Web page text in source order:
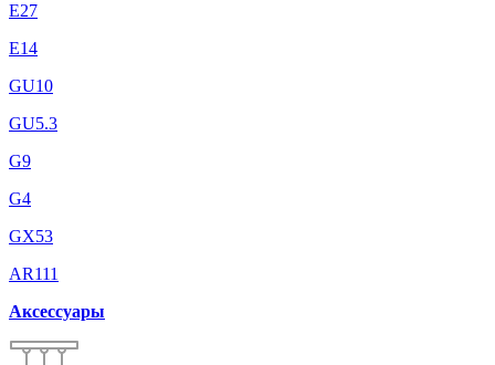
E27
E14
GU10
GU5.3
G9
G4
GX53
AR111
Аксессуары